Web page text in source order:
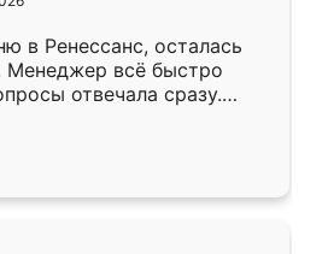
только здесь.
в Ренессанс, осталась
Менеджер всё быстро
отвечала сразу.
в субботу, подошёл к
Собрали
аккуратно, даже